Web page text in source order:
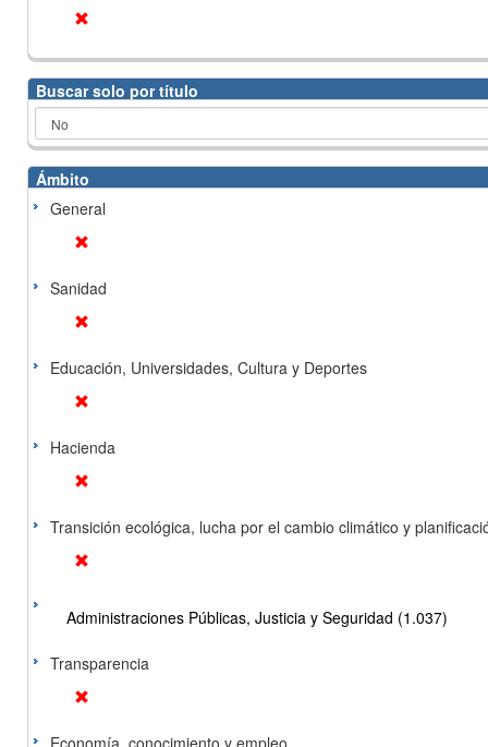
Buscar solo por título
Ámbito
General
Sanidad
Educación, Universidades, Cultura y Deportes
Hacienda
Transición ecológica, lucha por el cambio climático y
Administraciones Públicas, Justicia y Seguridad (1.037)
Transparencia
Economía, conocimiento y empleo